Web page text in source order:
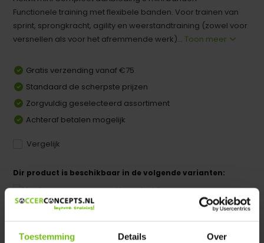
Toestemming Details Over
Functionele training met flexibele banden. Voor trainen van
sprint, sprongkracht, agility en weerstandtraining (zowel voor
versnellen als voor het afremmende werk)...Toon meer
Gratis verzending vanaf €75
Standaard de scherpste prijzen
Zorgvuldig geselecteerd assortiment
Achteraf betalen mogelijk
Vergelijk
Dir product is beschikbaar in de volgende varianten:
Heeft u een vraag over dit product ?
Verstuur email